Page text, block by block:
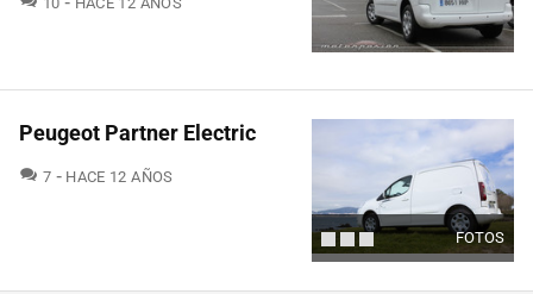
FOTOS
Peugeot Partner Electric
7 COMENTARIOS
HACE 12 AÑOS